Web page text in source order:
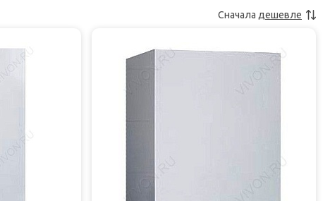
Сначала дешевле